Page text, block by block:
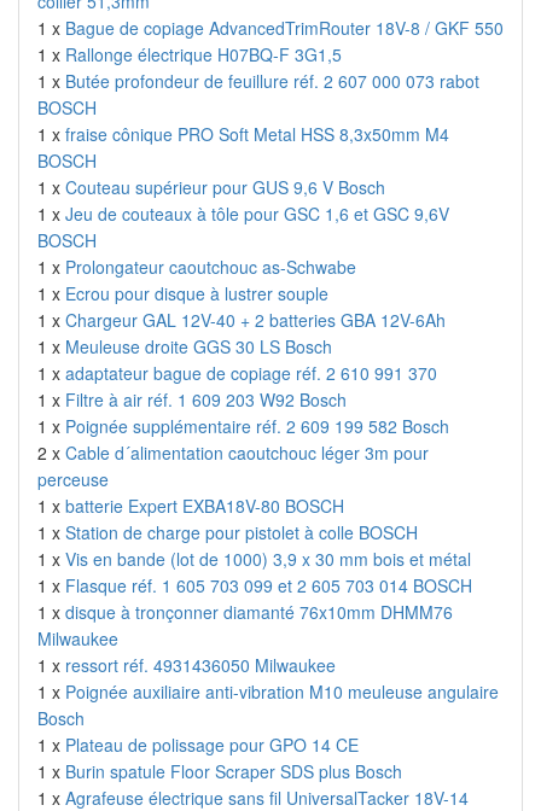
1 x Bague de copiage AdvancedTrimRouter 18V-8 / GKF 550
1 x Rallonge électrique H07BQ-F 3G1,5
1 x Butée profondeur de feuillure réf. 2 607 000 073 rabot
BOSCH
1 x fraise cônique PRO Soft Metal HSS 8,3x50mm M4
BOSCH
1 x Couteau supérieur pour GUS 9,6 V Bosch
1 x Jeu de couteaux à tôle pour GSC 1,6 et GSC 9,6V
BOSCH
1 x Prolongateur caoutchouc as-Schwabe
1 x Ecrou pour disque à lustrer souple
1 x Chargeur GAL 12V-40 + 2 batteries GBA 12V-6Ah
1 x Meuleuse droite GGS 30 LS Bosch
1 x adaptateur bague de copiage réf. 2 610 991 370
1 x Filtre à air réf. 1 609 203 W92 Bosch
1 x Poignée supplémentaire réf. 2 609 199 582 Bosch
2 x Cable d´alimentation caoutchouc léger 3m pour
perceuse
1 x batterie Expert EXBA18V-80 BOSCH
1 x Station de charge pour pistolet à colle BOSCH
1 x Vis en bande (lot de 1000) 3,9 x 30 mm bois et métal
1 x Flasque réf. 1 605 703 099 et 2 605 703 014 BOSCH
1 x disque à tronçonner diamanté 76x10mm DHMM76
Milwaukee
1 x ressort réf. 4931436050 Milwaukee
1 x Poignée auxiliaire anti-vibration M10 meuleuse angulaire
Bosch
1 x Plateau de polissage pour GPO 14 CE
1 x Burin spatule Floor Scraper SDS plus Bosch
1 x Agrafeuse électrique sans fil UniversalTacker 18V-14